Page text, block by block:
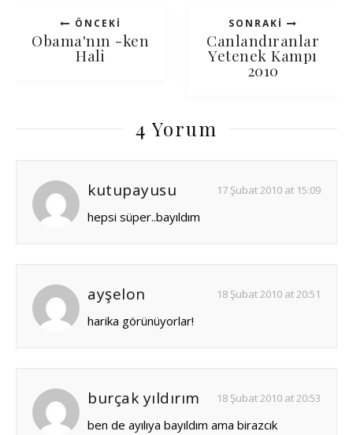
ÖNCEKI
Obama'nın -ken
Hali
SONRAKI
Canlandıranlar
Yetenek Kampı
2010
4 Yorum
kutupayusu 17 Şubat 2010 at 15:09
hepsi süper..bayıldım
ayşelon 18 Şubat 2010 at 20:51
harika görünüyorlar!
burçak yıldırım 18 Şubat 2010 at 20:53
ben de ayılıya bayıldım ama birazcık